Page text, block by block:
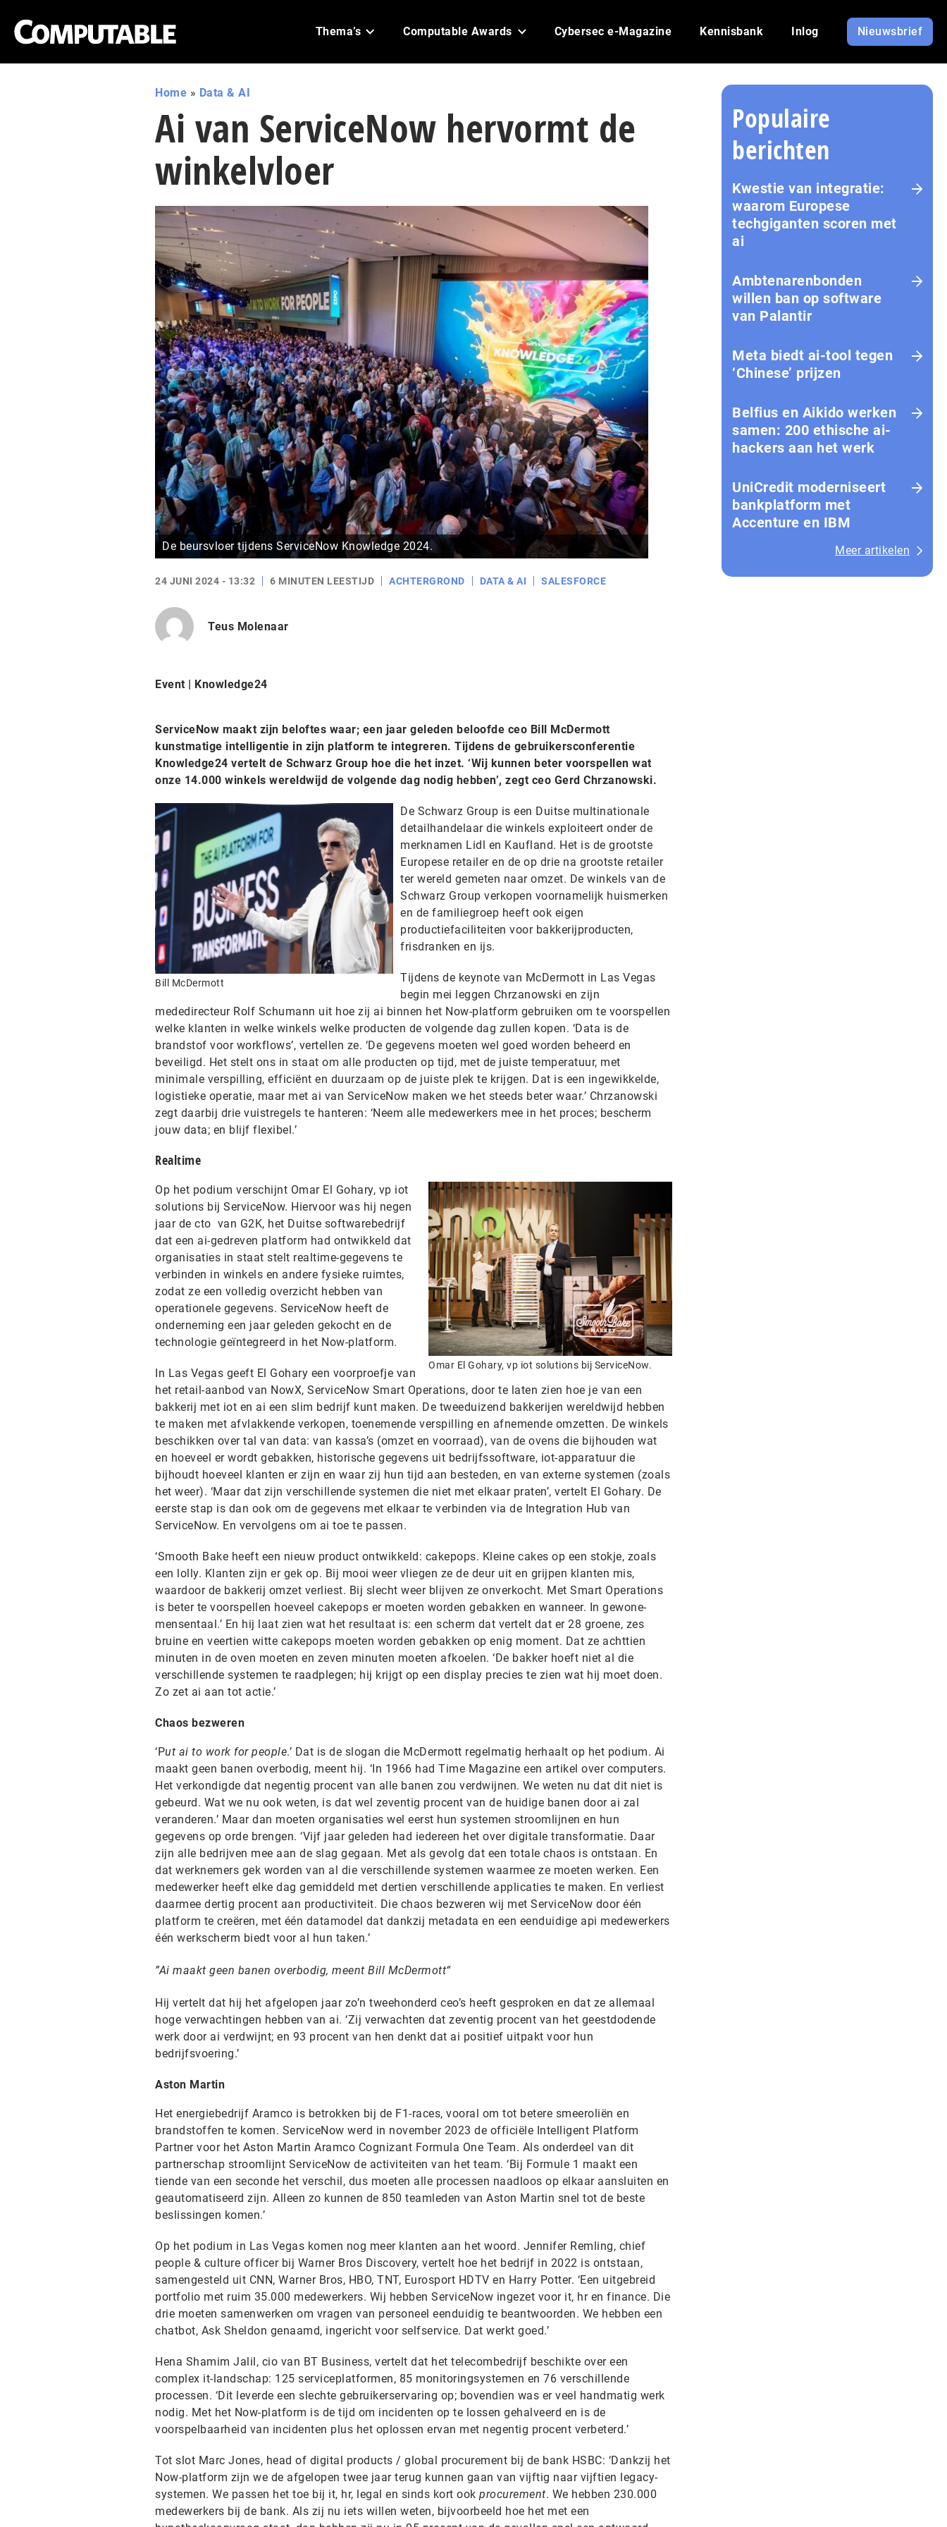
Thema’s Computable Awards Cybersec e-Magazine Kennisbank Inlog Nieuwsbrief
Home » Data & AI
Ai van ServiceNow hervormt de
winkelvloer
De beursvloer tijdens ServiceNow Knowledge 2024.
24 JUNI 2024 - 13:32 6 MINUTEN LEESTIJD ACHTERGROND DATA & AI SALESFORCE
Teus Molenaar
Event | Knowledge24
ServiceNow maakt zijn beloftes waar; een jaar geleden beloofde ceo Bill McDermott
kunstmatige intelligentie in zijn platform te integreren. Tijdens de gebruikersconferentie
Knowledge24 vertelt de Schwarz Group hoe die het inzet. ‘Wij kunnen beter voorspellen wat
onze 14.000 winkels wereldwijd de volgende dag nodig hebben’, zegt ceo Gerd Chrzanowski.
Bill McDermott
De Schwarz Group is een Duitse multinationale
detailhandelaar die winkels exploiteert onder de
merknamen Lidl en Kaufland. Het is de grootste
Europese retailer en de op drie na grootste retailer
ter wereld gemeten naar omzet. De winkels van de
Schwarz Group verkopen voornamelijk huismerken
en de familiegroep heeft ook eigen
productiefaciliteiten voor bakkerijproducten,
frisdranken en ijs.
Tijdens de keynote van McDermott in Las Vegas
begin mei leggen Chrzanowski en zijn
mededirecteur Rolf Schumann uit hoe zij ai binnen het Now-platform gebruiken om te voorspellen
welke klanten in welke winkels welke producten de volgende dag zullen kopen. ‘Data is de
brandstof voor workflows’, vertellen ze. ‘De gegevens moeten wel goed worden beheerd en
beveiligd. Het stelt ons in staat om alle producten op tijd, met de juiste temperatuur, met
minimale verspilling, efficiënt en duurzaam op de juiste plek te krijgen. Dat is een ingewikkelde,
logistieke operatie, maar met ai van ServiceNow maken we het steeds beter waar.’ Chrzanowski
zegt daarbij drie vuistregels te hanteren: ‘Neem alle medewerkers mee in het proces; bescherm
jouw data; en blijf flexibel.’
Realtime
Omar El Gohary, vp iot solutions bij ServiceNow.
Op het podium verschijnt Omar El Gohary, vp iot
solutions bij ServiceNow. Hiervoor was hij negen
jaar de cto van G2K, het Duitse softwarebedrijf
dat een ai-gedreven platform had ontwikkeld dat
organisaties in staat stelt realtime-gegevens te
verbinden in winkels en andere fysieke ruimtes,
zodat ze een volledig overzicht hebben van
operationele gegevens. ServiceNow heeft de
onderneming een jaar geleden gekocht en de
technologie geïntegreerd in het Now-platform.
In Las Vegas geeft El Gohary een voorproefje van
het retail-aanbod van NowX, ServiceNow Smart Operations, door te laten zien hoe je van een
bakkerij met iot en ai een slim bedrijf kunt maken. De tweeduizend bakkerijen wereldwijd hebben
te maken met afvlakkende verkopen, toenemende verspilling en afnemende omzetten. De winkels
beschikken over tal van data: van kassa’s (omzet en voorraad), van de ovens die bijhouden wat
en hoeveel er wordt gebakken, historische gegevens uit bedrijfssoftware, iot-apparatuur die
bijhoudt hoeveel klanten er zijn en waar zij hun tijd aan besteden, en van externe systemen (zoals
het weer). ‘Maar dat zijn verschillende systemen die niet met elkaar praten’, vertelt El Gohary. De
eerste stap is dan ook om de gegevens met elkaar te verbinden via de Integration Hub van
ServiceNow. En vervolgens om ai toe te passen.
‘Smooth Bake heeft een nieuw product ontwikkeld: cakepops. Kleine cakes op een stokje, zoals
een lolly. Klanten zijn er gek op. Bij mooi weer vliegen ze de deur uit en grijpen klanten mis,
waardoor de bakkerij omzet verliest. Bij slecht weer blijven ze onverkocht. Met Smart Operations
is beter te voorspellen hoeveel cakepops er moeten worden gebakken en wanneer. In gewone-
mensentaal.’ En hij laat zien wat het resultaat is: een scherm dat vertelt dat er 28 groene, zes
bruine en veertien witte cakepops moeten worden gebakken op enig moment. Dat ze achttien
minuten in de oven moeten en zeven minuten moeten afkoelen. ‘De bakker hoeft niet al die
verschillende systemen te raadplegen; hij krijgt op een display precies te zien wat hij moet doen.
Zo zet ai aan tot actie.’
Chaos bezweren
‘Put ai to work for people.’ Dat is de slogan die McDermott regelmatig herhaalt op het podium. Ai
maakt geen banen overbodig, meent hij. ‘In 1966 had Time Magazine een artikel over computers.
Het verkondigde dat negentig procent van alle banen zou verdwijnen. We weten nu dat dit niet is
gebeurd. Wat we nu ook weten, is dat wel zeventig procent van de huidige banen door ai zal
veranderen.’ Maar dan moeten organisaties wel eerst hun systemen stroomlijnen en hun
gegevens op orde brengen. ‘Vijf jaar geleden had iedereen het over digitale transformatie. Daar
zijn alle bedrijven mee aan de slag gegaan. Met als gevolg dat een totale chaos is ontstaan. En
dat werknemers gek worden van al die verschillende systemen waarmee ze moeten werken. Een
medewerker heeft elke dag gemiddeld met dertien verschillende applicaties te maken. En verliest
daarmee dertig procent aan productiviteit. Die chaos bezweren wij met ServiceNow door één
platform te creëren, met één datamodel dat dankzij metadata en een eenduidige api medewerkers
één werkscherm biedt voor al hun taken.’
Ai maakt geen banen overbodig, meent Bill McDermott
Hij vertelt dat hij het afgelopen jaar zo’n tweehonderd ceo’s heeft gesproken en dat ze allemaal
hoge verwachtingen hebben van ai. ‘Zij verwachten dat zeventig procent van het geestdodende
werk door ai verdwijnt; en 93 procent van hen denkt dat ai positief uitpakt voor hun
bedrijfsvoering.’
Aston Martin
Het energiebedrijf Aramco is betrokken bij de F1-races, vooral om tot betere smeeroliën en
brandstoffen te komen. ServiceNow werd in november 2023 de officiële Intelligent Platform
Partner voor het Aston Martin Aramco Cognizant Formula One Team. Als onderdeel van dit
partnerschap stroomlijnt ServiceNow de activiteiten van het team. ‘Bij Formule 1 maakt een
tiende van een seconde het verschil, dus moeten alle processen naadloos op elkaar aansluiten en
geautomatiseerd zijn. Alleen zo kunnen de 850 teamleden van Aston Martin snel tot de beste
beslissingen komen.’
Op het podium in Las Vegas komen nog meer klanten aan het woord. Jennifer Remling, chief
people & culture officer bij Warner Bros Discovery, vertelt hoe het bedrijf in 2022 is ontstaan,
samengesteld uit CNN, Warner Bros, HBO, TNT, Eurosport HDTV en Harry Potter. ‘Een uitgebreid
portfolio met ruim 35.000 medewerkers. Wij hebben ServiceNow ingezet voor it, hr en finance. Die
drie moeten samenwerken om vragen van personeel eenduidig te beantwoorden. We hebben een
chatbot, Ask Sheldon genaamd, ingericht voor selfservice. Dat werkt goed.’
Hena Shamim Jalil, cio van BT Business, vertelt dat het telecombedrijf beschikte over een
complex it-landschap: 125 serviceplatformen, 85 monitoringsystemen en 76 verschillende
processen. ‘Dit leverde een slechte gebruikerservaring op; bovendien was er veel handmatig werk
nodig. Met het Now-platform is de tijd om incidenten op te lossen gehalveerd en is de
voorspelbaarheid van incidenten plus het oplossen ervan met negentig procent verbeterd.’
Tot slot Marc Jones, head of digital products / global procurement bij de bank HSBC: ‘Dankzij het
Now-platform zijn we de afgelopen twee jaar terug kunnen gaan van vijftig naar vijftien legacy-
systemen. We passen het toe bij it, hr, legal en sinds kort ook procurement. We hebben 230.000
medewerkers bij de bank. Als zij nu iets willen weten, bijvoorbeeld hoe het met een
Populaire
berichten
Kwestie van integratie:
waarom Europese
techgiganten scoren met
ai
Amb­te­na­ren­bon­den
willen ban op software
van Palantir
Meta biedt ai-tool tegen
‘Chinese’ prijzen
Belfius en Aikido werken
samen: 200 ethische ai-
hackers aan het werk
UniCredit moderniseert
bankplatform met
Accenture en IBM
Meer artikelen